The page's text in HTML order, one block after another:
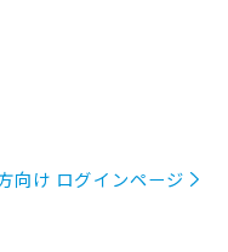
向け ログインページ